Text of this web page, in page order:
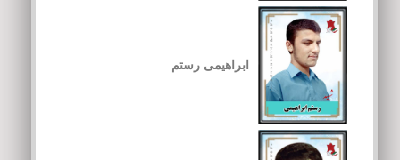
ابراهیمی رستم